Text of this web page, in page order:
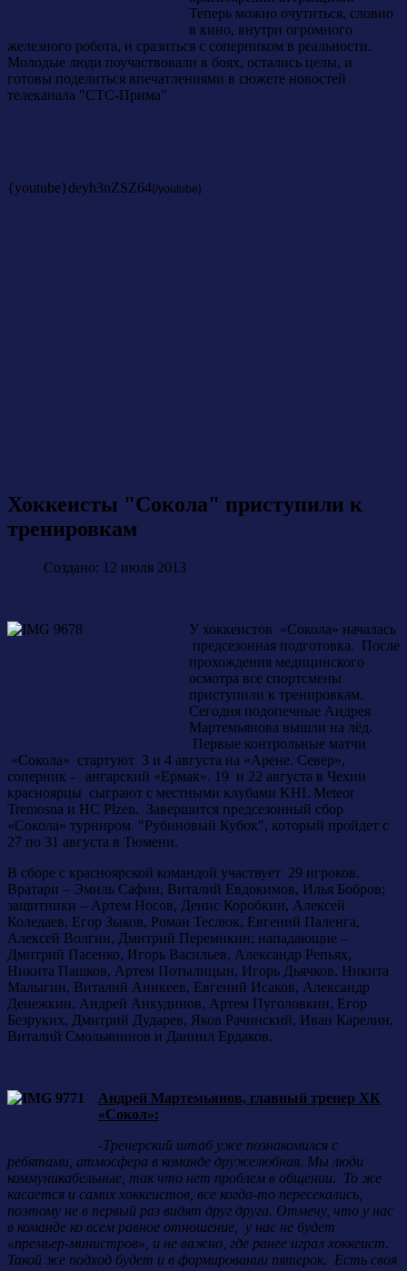
Теперь можно очутиться, словно
в кино, внутри огромного
железного робота, и сразиться с соперником в реальности.
Молодые люди поучаствовали в боях, остались целы, и
готовы поделиться впечатлениями в сюжете новостей
телеканала "СТС-Прима"
{youtube}deyh3nZSZ64{/youtube}
Хоккеисты "Сокола" приступили к
тренировкам
Создано: 12 июля 2013
У хоккеистов «Сокола» началась
предсезонная подготовка. После
прохождения медицинского
осмотра все спортсмены
приступили к тренировкам.
Сегодня подопечные Андрея
Мартемьянова вышли на лёд.
Первые контрольные матчи
«Сокола» стартуют 3 и 4 августа на «Арене. Север»,
соперник - ангарский «Ермак». 19 и 22 августа в Чехии
красноярцы сыграют с местными клубами KHL Meteor
Tremosna и HC Plzen. Завершится предсезонный сбор
«Сокола» турниром "Рубиновый Кубок", который пройдет с
27 по 31 августа в Тюмени.
В сборе с красноярской командой участвует 29 игроков.
Вратари – Эмиль Сафин, Виталий Евдокимов, Илья Бобров;
защитники – Артем Носов, Денис Коробкин, Алексей
Коледаев, Егор Зыков, Роман Теслюк, Евгений Паленга,
Алексей Волгин, Дмитрий Перемикин; нападающие –
Дмитрий Пасенко, Игорь Васильев, Александр Репьях,
Никита Пашков, Артем Потылицын, Игорь Дьячков, Никита
Малыгин, Виталий Аникеев, Евгений Исаков, Александр
Денежкин, Андрей Анкудинов, Артем Пуголовкин, Егор
Безруких, Дмитрий Дударев, Яков Рачинский, Иван Карелин,
Виталий Смольянинов и Даниил Ердаков.
Андрей Мартемьянов, главный тренер ХК
«Сокол»:
-Тренерский штаб уже познакомился с
ребятами, атмосфера в команде дружелюбная. Мы люди
коммуникабельные, так что нет проблем в общении. То же
касается и самих хоккеистов, все когда-то пересекались,
поэтому не в первый раз видят друг друга. Отмечу, что у нас
в команде ко всем равное отношение, у нас не будет
«премьер-министров», и не важно, где ранее играл хоккеист.
Такой же подход будет и в формировании пятерок. Есть своя